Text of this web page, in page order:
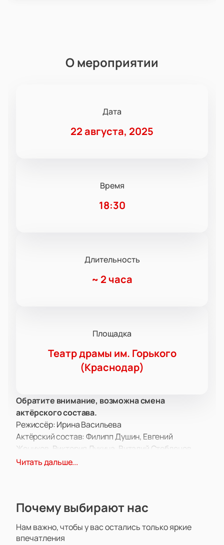
О мероприятии
Дата
22 августа, 2025
Время
18:30
Длительность
~ 2 часа
Площадка
Театр драмы им. Горького
(Краснодар)
Обратите внимание, возможна смена
актёрского состава.
Режиссёр: Ирина Васильева
Актёрский состав: Филипп Душин, Евгений
Женихов, Виктория Лукина, Виталий Стеблецов,
Михаил Золотарёв, Егор Любарец, Юлия
Краснодаре
Краснодарский театр драмы имени Горького
приглашает на постановку, раскрывающую казачьи
Читать дальше...
Почему выбирают нас
Нам важно, чтобы у вас остались только яркие
впечатления